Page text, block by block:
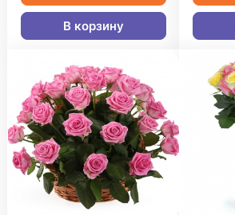
В корзину